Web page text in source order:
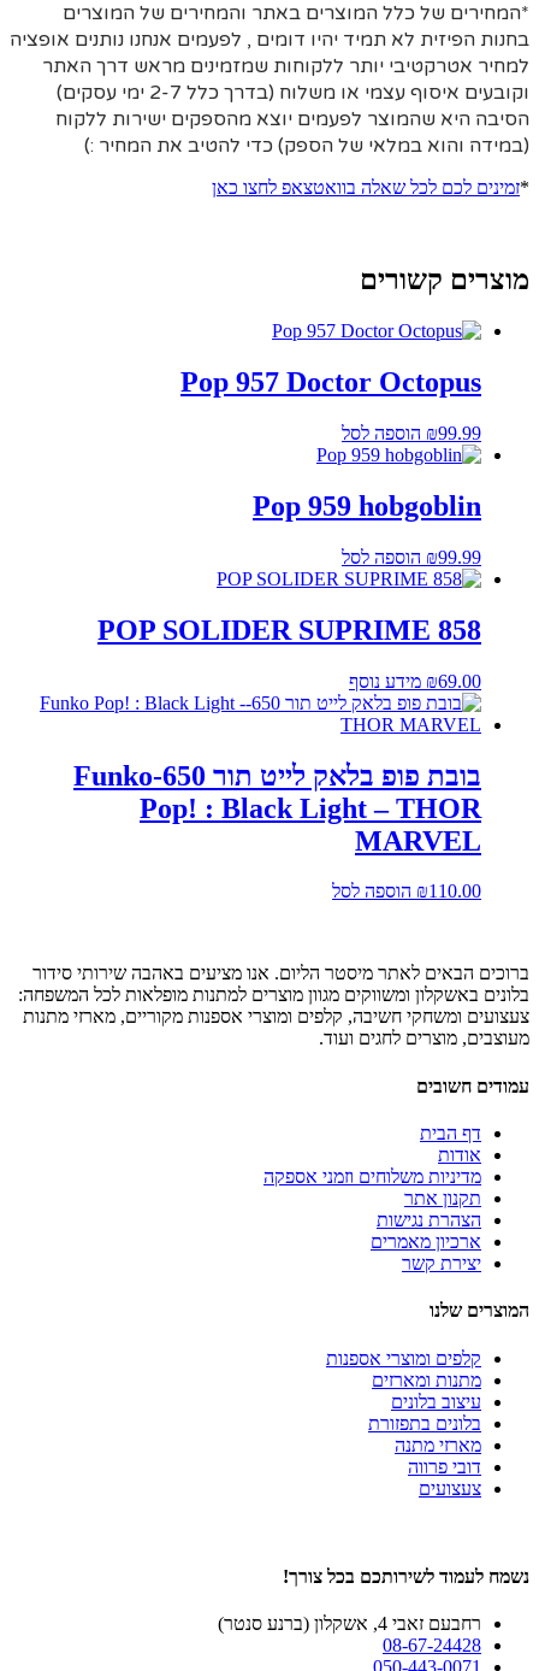
*המחירים של כלל המוצרים באתר והמחירים של המוצרים
בחנות הפיזית לא תמיד יהיו דומים , לפעמים אנחנו נותנים אופציה
למחיר אטרקטיבי יותר ללקוחות שמזמינים מראש דרך האתר
וקובעים איסוף עצמי או משלוח (בדרך כלל 2-7 ימי עסקים)
הסיבה היא שהמוצר לפעמים יוצא מהספקים ישירות ללקוח
(במידה והוא במלאי של הספק) כדי להטיב את המחיר :)
*זמינים לכם לכל שאלה בוואטצאפ לחצו כאן
מוצרים קשורים
Pop 957 Doctor Octopus
₪99.99 הוספה לסל
Pop 959 hobgoblin
₪99.99 הוספה לסל
POP SOLIDER SUPRIME 858
₪69.00 מידע נוסף
בובת פופ בלאק לייט תור 650-Funko
Pop! : Black Light – THOR
MARVEL‏
₪110.00 הוספה לסל
ברוכים הבאים לאתר מיסטר הליום. אנו מציעים באהבה שירותי סידור
בלונים באשקלון ומשווקים מגוון מוצרים למתנות מופלאות לכל המשפחה:
צעצועים ומשחקי חשיבה, קלפים ומוצרי אספנות מקוריים, מארזי מתנות
מעוצבים, מוצרים לחגים ועוד.
עמודים חשובים
דף הבית
אודות
מדיניות משלוחים וזמני אספקה
תקנון אתר
הצהרת נגישות
ארכיון מאמרים
יצירת קשר
המוצרים שלנו
קלפים ומוצרי אספנות
מתנות ומארזים
עיצוב בלונים
בלונים בתפזורת
מארזי מתנה
דובי פרווה
צעצועים
נשמח לעמוד לשירותכם בכל צורך!
רחבעם זאבי 4, אשקלון (ברנע סנטר)
08-67-24428
050-443-0071